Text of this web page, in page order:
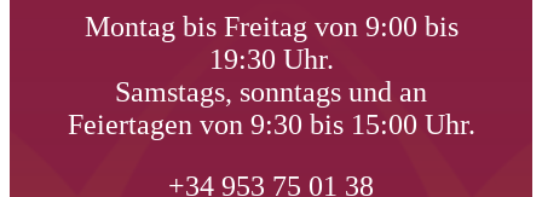
Montag bis Freitag von 9:00 bis
19:30 Uhr.
Samstags, sonntags und an
Feiertagen von 9:30 bis 15:00 Uhr.
+34 953 75 01 38